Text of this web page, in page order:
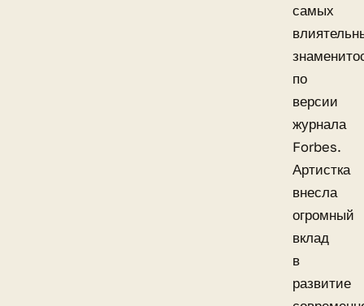
самых
по
версии
журнала
Forbes.
Артистка
внесла
огромный
вклад
в
развитие